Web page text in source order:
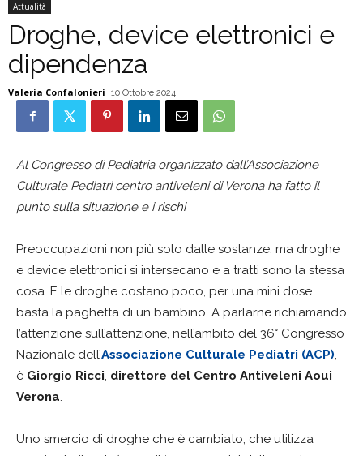
Attualità
Droghe, device elettronici e
dipendenza
Valeria Confalonieri 10 Ottobre 2024
Al Congresso di Pediatria organizzato dall’Associazione
Culturale Pediatri centro antiveleni di Verona ha fatto il
punto sulla situazione e i rischi
Preoccupazioni non più solo dalle sostanze, ma droghe
e device elettronici si intersecano e a tratti sono la stessa
cosa. E le droghe costano poco, per una mini dose
basta la paghetta di un bambino. A parlarne richiamando
l’attenzione sull’attenzione, nell’ambito del 36° Congresso
Nazionale dell’Associazione Culturale Pediatri (ACP),
è Giorgio Ricci, direttore del Centro Antiveleni Aoui
Verona.
Uno smercio di droghe che è cambiato, che utilizza